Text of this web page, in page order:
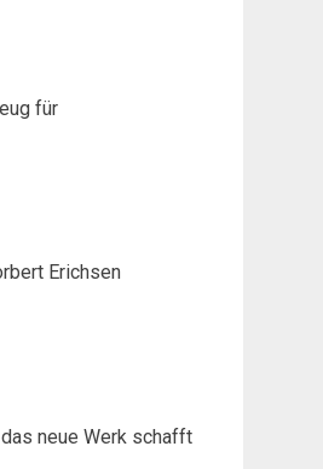
für
Erichsen
neue Werk schafft